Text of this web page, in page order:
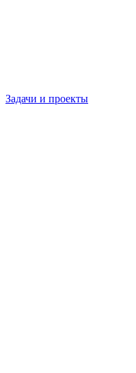
Задачи и проекты